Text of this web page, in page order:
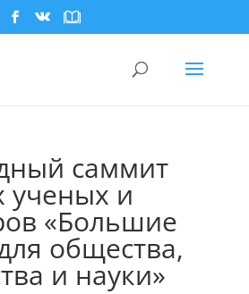
саммит
ученых и
«Большие
общества,
и науки»